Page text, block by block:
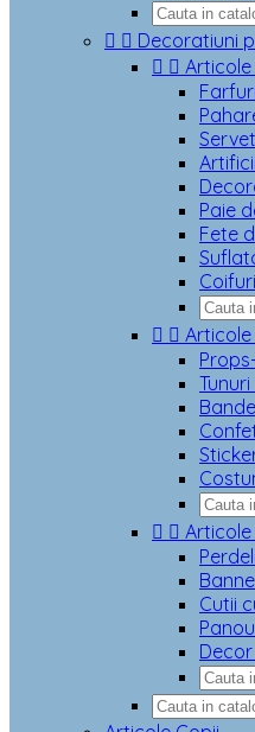
  Decoratiuni
  Articole
Paie
Fete
Coifuri
 
 
Cutii